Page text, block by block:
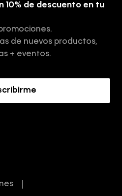
10% de descuento en tu
de nuevos productos,
+ eventos.